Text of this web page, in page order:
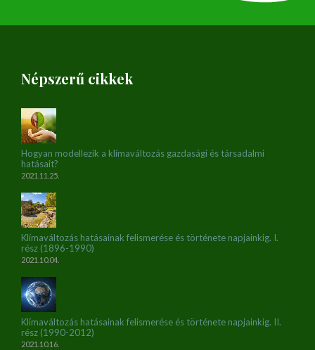
Népszerű cikkek
Hogyan modellezik a klímaváltozás gazdasági és társadalmi
hatásait?
2021.11.25.
Klímaváltozás hatásainak felismerése és története napjainkig. I.
rész (1896-1990)
2021.10.04.
Klímaváltozás hatásainak felismerése és története napjainkig. II.
rész (1990-2012)
2021.10.16.